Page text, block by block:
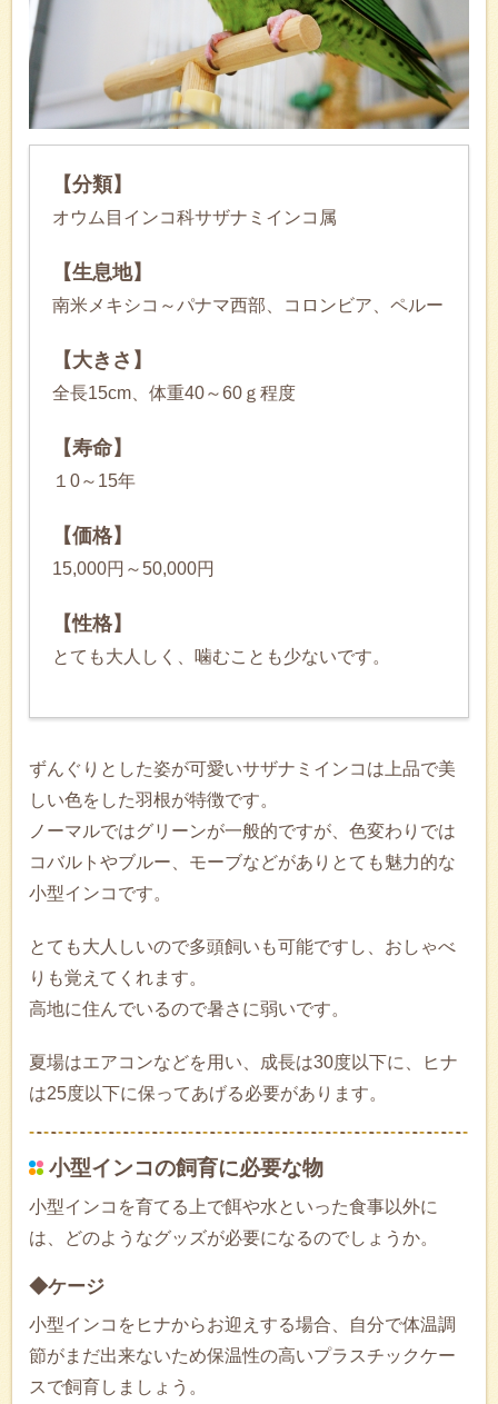
【分類】
オウム目インコ科サザナミインコ属
【生息地】
南米メキシコ～パナマ西部、コロンビア、ペルー
【大きさ】
全長15cm、体重40～60ｇ程度
【寿命】
１0～15年
【価格】
15,000円～50,000円
【性格】
とても大人しく、噛むことも少ないです。
ずんぐりとした姿が可愛いサザナミインコは上品で美
しい色をした羽根が特徴です。
ノーマルではグリーンが一般的ですが、色変わりでは
コバルトやブルー、モーブなどがありとても魅力的な
小型インコです。
とても大人しいので多頭飼いも可能ですし、おしゃべ
りも覚えてくれます。
高地に住んでいるので暑さに弱いです。
夏場はエアコンなどを用い、成長は30度以下に、ヒナ
は25度以下に保ってあげる必要があります。
小型インコの飼育に必要な物
小型インコを育てる上で餌や水といった食事以外に
は、どのようなグッズが必要になるのでしょうか。
◆ケージ
小型インコをヒナからお迎えする場合、自分で体温調
節がまだ出来ないため保温性の高いプラスチックケー
スで飼育しましょう。